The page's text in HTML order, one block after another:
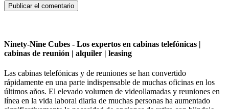
Ninety-Nine Cubes - Los expertos en cabinas telefónicas |
cabinas de reunión | alquiler | leasing
Las cabinas telefónicas y de reuniones se han convertido
rápidamente en una parte indispensable de muchas oficinas en los
últimos años. El elevado volumen de videollamadas y reuniones en
línea en la vida laboral diaria de muchas personas ha aumentado